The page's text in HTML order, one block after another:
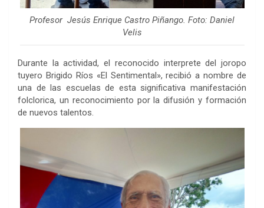
Profesor Jesús Enrique Castro Piñango. Foto: Daniel
Velis
Durante la actividad, el reconocido interprete del joropo
tuyero Brigido Ríos «El Sentimental», recibió a nombre de
una de las escuelas de esta significativa manifestación
folclorica, un reconocimiento por la difusión y formación
de nuevos talentos.